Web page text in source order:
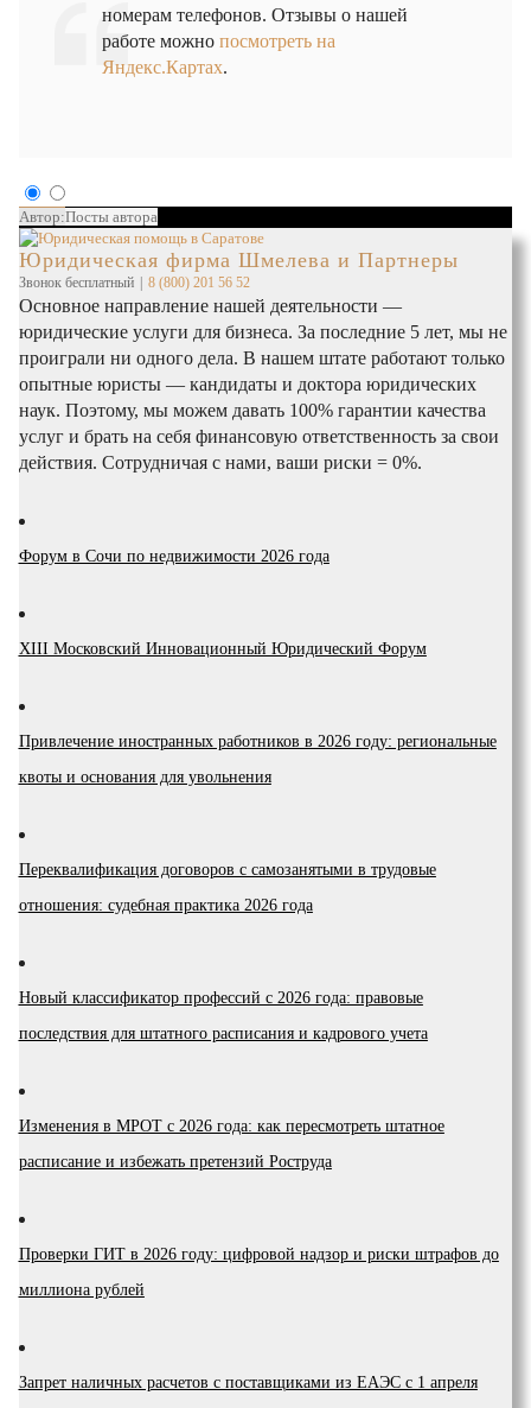
номерам телефонов. Отзывы о нашей
работе можно посмотреть на
Яндекс.Картах.
Автор:Посты автора
Юридическая фирма Шмелева и Партнеры
Звонок бесплатный 8 (800) 201 56 52
Основное направление нашей деятельности —
юридические услуги для бизнеса. За последние 5 лет, мы не
проиграли ни одного дела. В нашем штате работают только
опытные юристы — кандидаты и доктора юридических
наук. Поэтому, мы можем давать 100% гарантии качества
услуг и брать на себя финансовую ответственность за свои
действия. Сотрудничая с нами, ваши риски = 0%.
Форум в Сочи по недвижимости 2026 года
XIII Московский Инновационный Юридический Форум
Привлечение иностранных работников в 2026 году: региональные
квоты и основания для увольнения
Переквалификация договоров с самозанятыми в трудовые
отношения: судебная практика 2026 года
Новый классификатор профессий с 2026 года: правовые
последствия для штатного расписания и кадрового учета
Изменения в МРОТ с 2026 года: как пересмотреть штатное
расписание и избежать претензий Роструда
Проверки ГИТ в 2026 году: цифровой надзор и риски штрафов до
миллиона рублей
Запрет наличных расчетов с поставщиками из ЕАЭС с 1 апреля